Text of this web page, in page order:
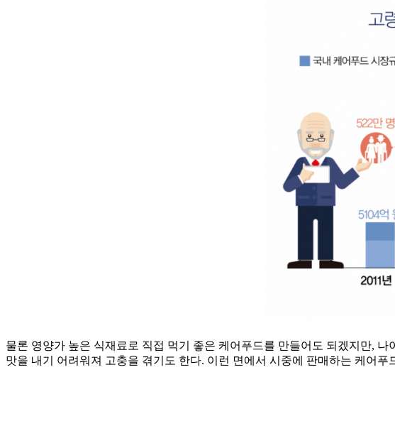
물론 영양가 높은 식재료로 직접 먹기 좋은 케어푸드를 만들어도 되겠지만,
맛을 내기 어려워져 고충을 겪기도 한다. 이런 면에서 시중에 판매하는 케어